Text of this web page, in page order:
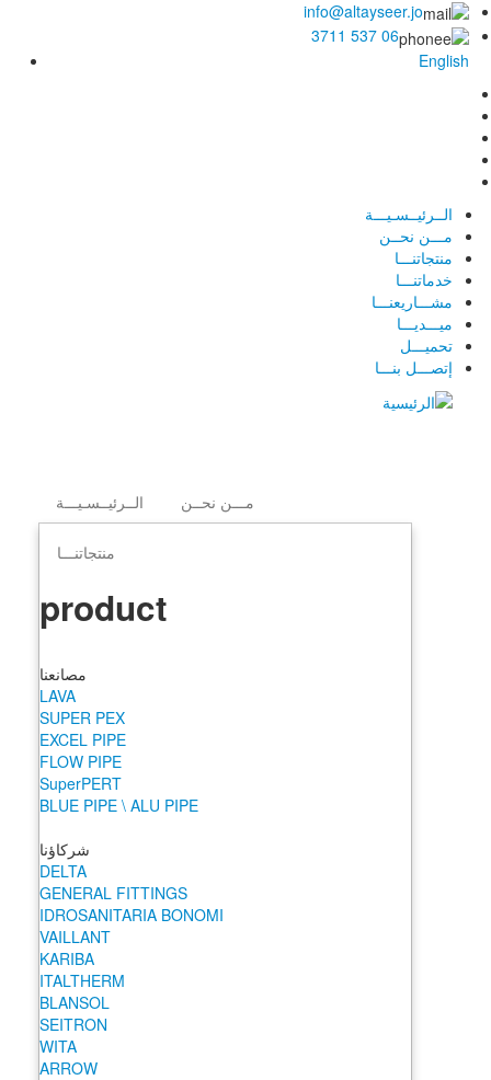
info@altayseer.jo
06 537 3711
English
الــرئيــسـيـــة
مـــن نحــن
منتجاتنـــا
خدماتنـــا
مشـــاريعنـــا
ميـــديـــا
تحميـــل
إتصـــل بنـــا
الــرئيــسـيـــة مـــن نحــن
منتجاتنـــا
product
مصانعنا
LAVA
SUPER PEX
EXCEL PIPE
FLOW PIPE
SuperPERT
BLUE PIPE \ ALU PIPE
شركاؤنا
DELTA
GENERAL FITTINGS
IDROSANITARIA BONOMI
VAILLANT
KARIBA
ITALTHERM
BLANSOL
SEITRON
WITA
ARROW